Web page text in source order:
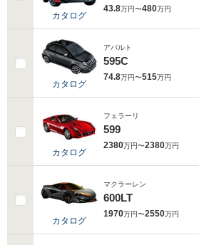
カタログ
43.8万円〜480万円
カタログ
アバルト
595C
74.8万円〜515万円
カタログ
フェラーリ
599
2380万円〜2380万円
カタログ
マクラーレン
600LT
1970万円〜2550万円